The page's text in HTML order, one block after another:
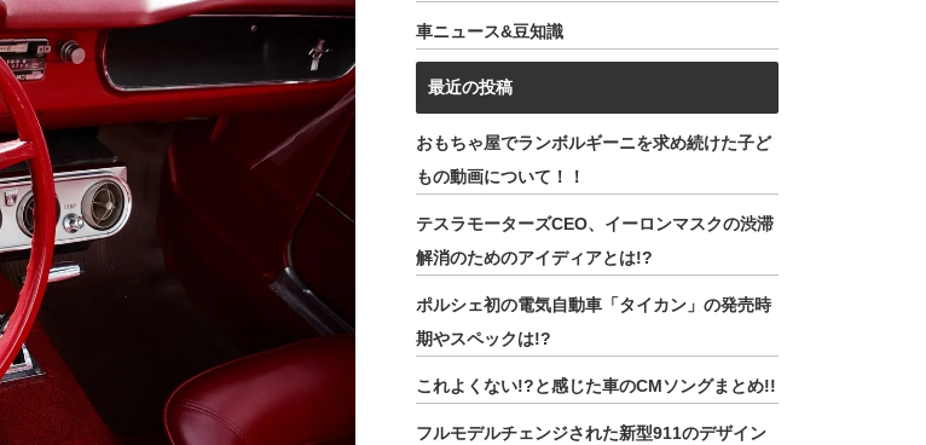
車ニュース&豆知識
最近の投稿
おもちゃ屋でランボルギーニを求め続けた子ど
もの動画について！！
テスラモーターズCEO、イーロンマスクの渋滞
解消のためのアイディアとは!?
ポルシェ初の電気自動車「タイカン」の発売時
期やスペックは!?
これよくない!?と感じた車のCMソングまとめ!!
フルモデルチェンジされた新型911のデザイン